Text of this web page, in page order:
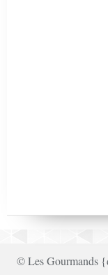
© Les Gourmands